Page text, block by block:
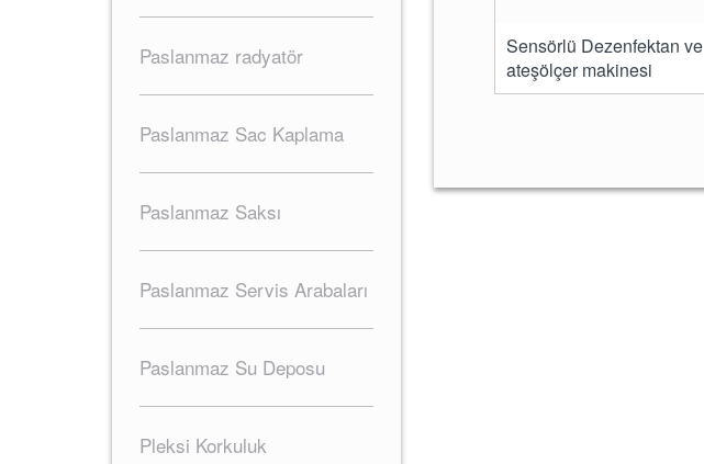
Paslanmaz radyatör
Paslanmaz Sac Kaplama
Paslanmaz Saksı
Paslanmaz Servis Arabaları
Paslanmaz Su Deposu
Pleksi Korkuluk
Sensörlü Dezenfektan ve
ateşölçer makinesi